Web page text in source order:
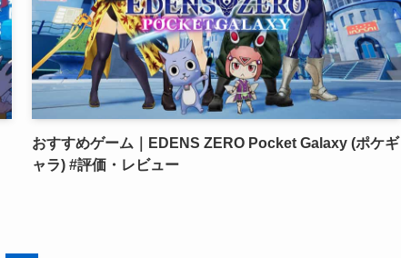
おすすめゲーム｜EDENS ZERO Pocket Galaxy (ポケギ
ャラ) #評価・レビュー